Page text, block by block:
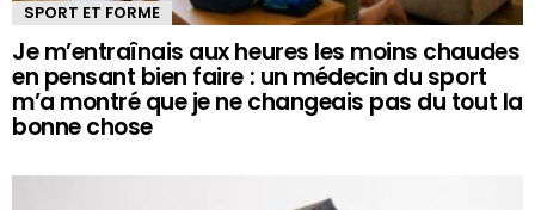
SPORT ET FORME
Je m’entraînais aux heures les moins chaudes
en pensant bien faire : un médecin du sport
m’a montré que je ne changeais pas du tout la
bonne chose